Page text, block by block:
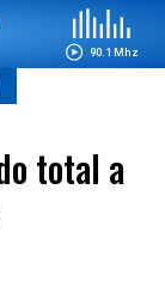
90.1 Mhz
total a